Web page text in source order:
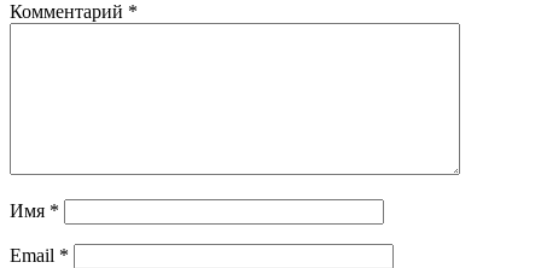
Комментарий *
Имя *
Email *